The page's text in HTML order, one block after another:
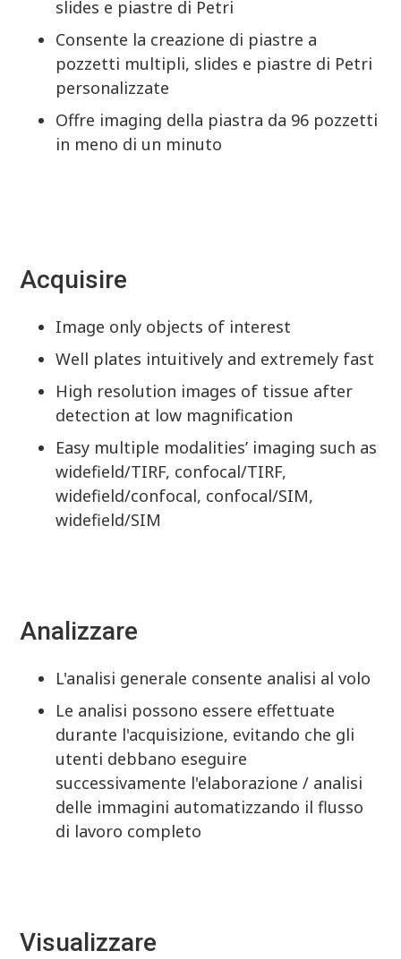
slides e piastre di Petri
Consente la creazione di piastre a
pozzetti multipli, slides e piastre di Petri
personalizzate
Offre imaging della piastra da 96 pozzetti
in meno di un minuto
Acquisire
Image only objects of interest
Well plates intuitively and extremely fast
High resolution images of tissue after
detection at low magnification
Easy multiple modalities’ imaging such as
widefield/TIRF, confocal/TIRF,
widefield/confocal, confocal/SIM,
widefield/SIM
Analizzare
L'analisi generale consente analisi al volo
Le analisi possono essere effettuate
durante l'acquisizione, evitando che gli
utenti debbano eseguire
successivamente l'elaborazione / analisi
delle immagini automatizzando il flusso
di lavoro completo
Visualizzare